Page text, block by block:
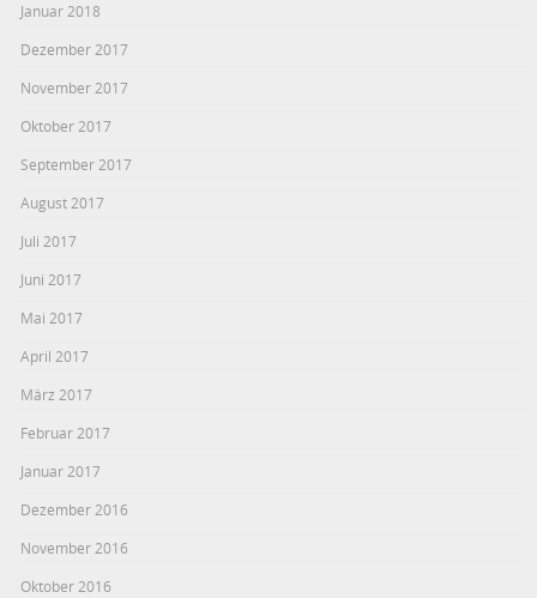
Januar 2018
Dezember 2017
November 2017
Oktober 2017
September 2017
August 2017
Juli 2017
Juni 2017
Mai 2017
April 2017
März 2017
Februar 2017
Januar 2017
Dezember 2016
November 2016
Oktober 2016